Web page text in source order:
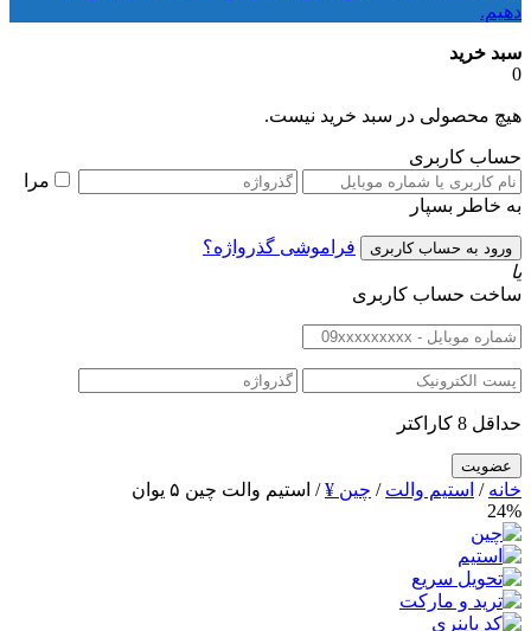
دهیم.
سبد خرید
0
هیچ محصولی در سبد خرید نیست.
حساب کاربری
مرا
به خاطر بسپار
فراموشی گذرواژه؟
یا
ساخت حساب کاربری
حداقل 8 کاراکتر
خانه / استیم والت / چین ¥/ استیم والت چین ۵ یوان
24%